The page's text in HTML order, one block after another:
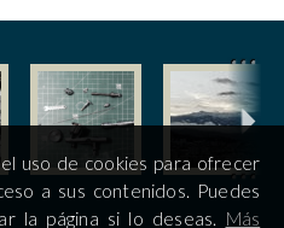
uso de cookies para ofrecer
a sus contenidos. Puedes
la página si lo deseas. Más